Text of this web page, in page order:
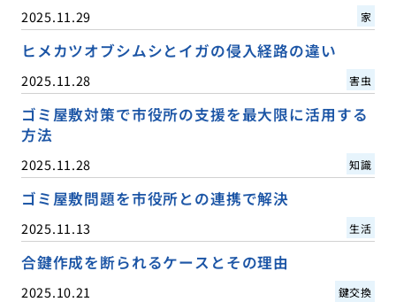
2025.11.29 家
ヒメカツオブシムシとイガの侵入経路の違い
2025.11.28 害虫
ゴミ屋敷対策で市役所の支援を最大限に活用する
方法
2025.11.28 知識
ゴミ屋敷問題を市役所との連携で解決
2025.11.13 生活
合鍵作成を断られるケースとその理由
2025.10.21 鍵交換